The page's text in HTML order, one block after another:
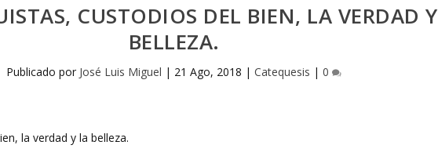
CUSTODIOS DEL BIEN, LA VERDAD
BELLEZA.
Publicado por José Luis Miguel | 21 Ago, 2018 |Catequesis |0